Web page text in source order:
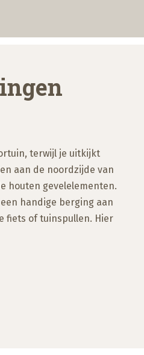
terwijl je uitkijkt
aan de noordzijde van
houten gevelelementen.
handige berging aan
fiets of tuinspullen. Hier